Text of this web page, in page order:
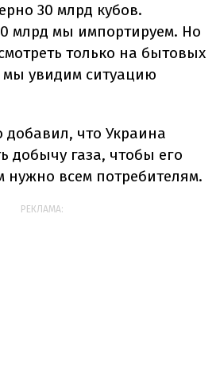
30 млрд кубов.
млрд мы импортируем. Но
только на бытовых
мы увидим ситуацию
добавил, что Украина
добычу газа, чтобы его
всем потребителям.
РЕКЛАМА: